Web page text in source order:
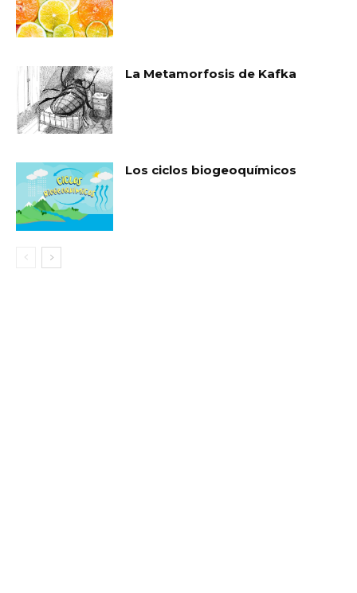
La Metamorfosis de Kafka
Los ciclos biogeoquímicos